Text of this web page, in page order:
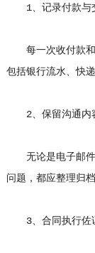
1、记录付款与
每一次收付款和
包括银行流水、快
2、保留沟通内
无论是电子邮件
问题，都应整理归
3、合同执行佐